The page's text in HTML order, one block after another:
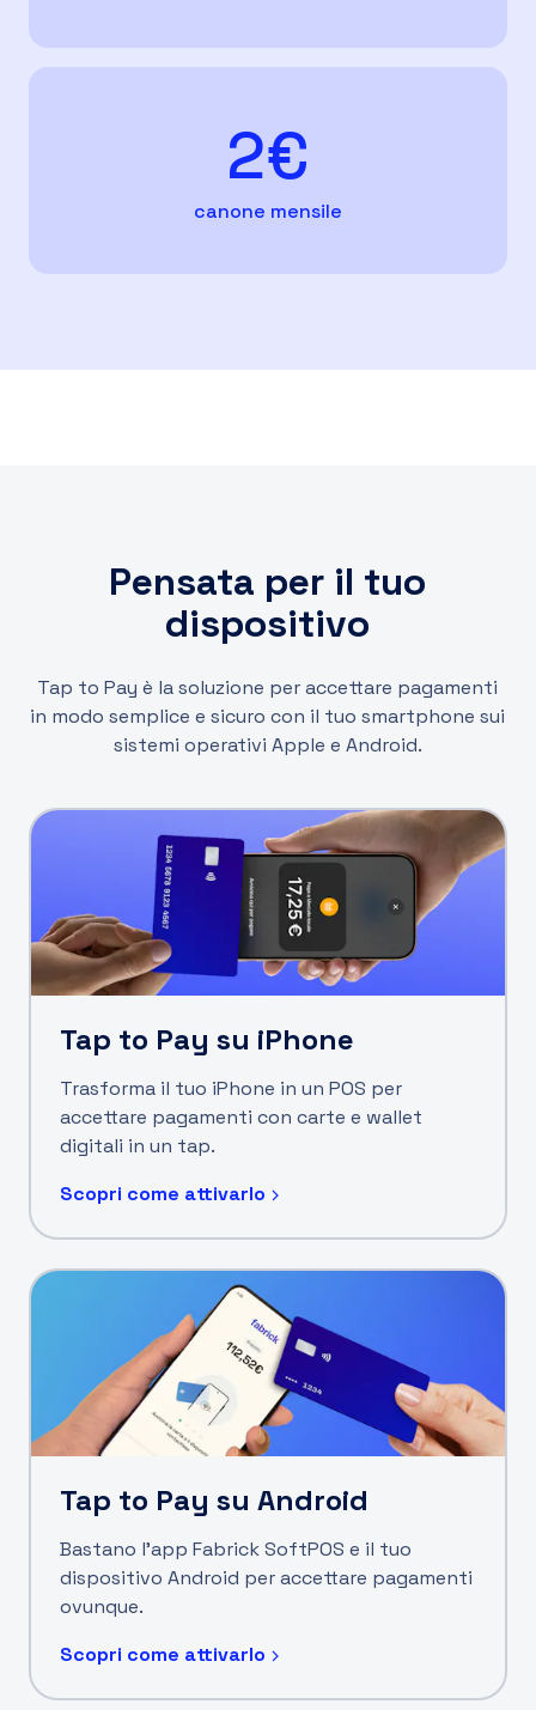
2€
canone mensile
Pensata per il tuo
dispositivo
Tap to Pay è la soluzione per accettare pagamenti
in modo semplice e sicuro con il tuo smartphone sui
sistemi operativi Apple e Android.
Tap to Pay su iPhone
Trasforma il tuo iPhone in un POS per
accettare pagamenti con carte e wallet
digitali in un tap.
Scopri come attivarlo
Tap to Pay su Android
Bastano l'app Fabrick SoftPOS e il tuo
dispositivo Android per accettare pagamenti
ovunque.
Scopri come attivarlo